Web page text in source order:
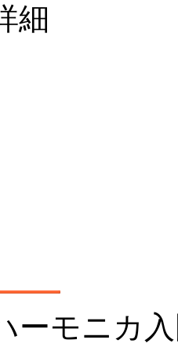
細
ーモニカ